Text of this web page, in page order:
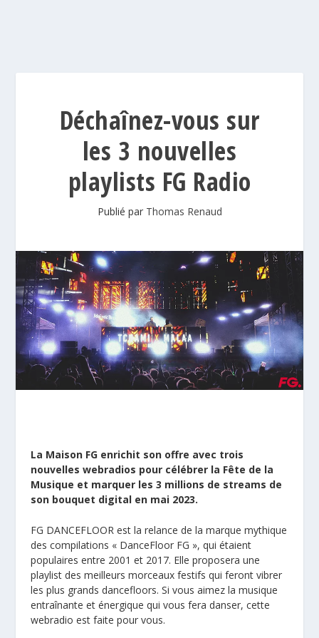
Déchaînez-vous sur
les 3 nouvelles
playlists FG Radio
Publié par Thomas Renaud
La Maison FG enrichit son offre avec trois
nouvelles webradios pour célébrer la Fête de la
Musique et marquer les 3 millions de streams de
son bouquet digital en mai 2023.
FG DANCEFLOOR est la relance de la marque mythique
des compilations « DanceFloor FG », qui étaient
populaires entre 2001 et 2017. Elle proposera une
playlist des meilleurs morceaux festifs qui feront vibrer
les plus grands dancefloors. Si vous aimez la musique
entraînante et énergique qui vous fera danser, cette
webradio est faite pour vous.